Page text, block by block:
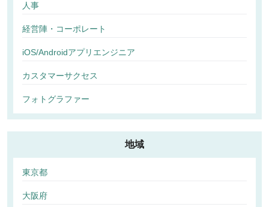
人事
経営陣・コーポレート
iOS/Androidアプリエンジニア
カスタマーサクセス
フォトグラファー
地域
東京都
大阪府